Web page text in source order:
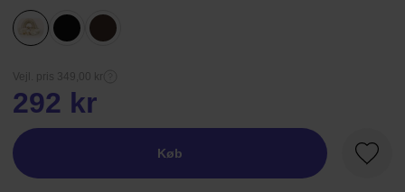
Vejl. pris 349,00 kr
292 kr
Køb